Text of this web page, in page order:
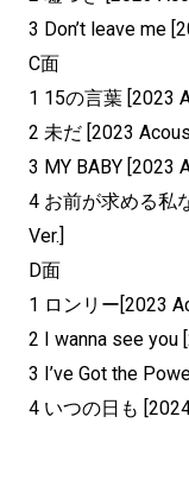
3 Don’t leave me
C面
1 15の言葉 [2023
2 未だ [2023
3 MY BABY [2023
4 お前が求める私
Ver.]
D面
1 ロンリー[2023
2 I wanna see you
3 I’ve Got the
4 いつの日も